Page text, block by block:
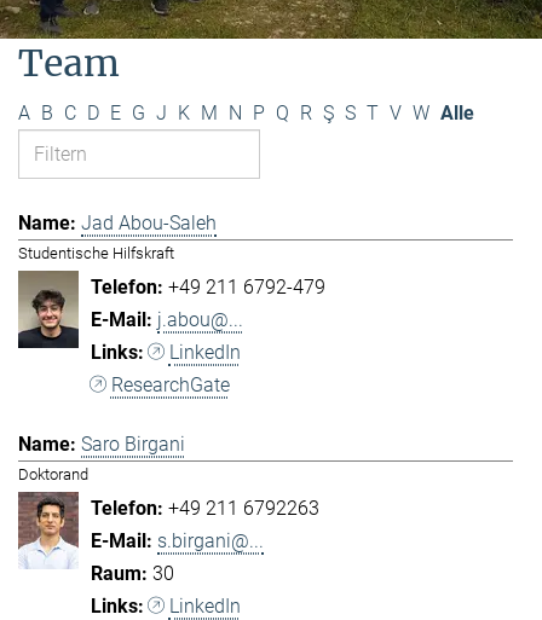
Team
A B C D E G J K M N P Q R Ş S T V W Alle
Jad Abou-Saleh
Studentische Hilfskraft
+49 211 6792-479
j.abou@...
LinkedIn
ResearchGate
Saro Birgani
Doktorand
+49 211 6792263
s.birgani@...
30
LinkedIn